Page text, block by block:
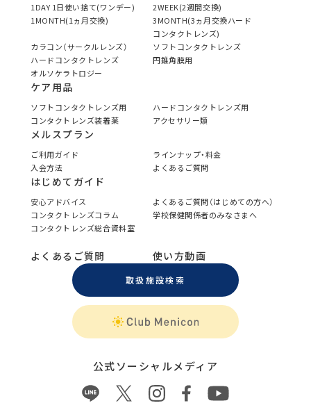
1DAY 1日使い捨て(ワンデー)
2WEEK(2週間交換)
1MONTH(1ヵ月交換)
3MONTH(3ヵ月交換ハード
コンタクトレンズ)
カラコン（サークルレンズ）
ソフトコンタクトレンズ
ハードコンタクトレンズ
円錐角膜用
オルソケラトロジー
ケア用品
ソフトコンタクトレンズ用
ハードコンタクトレンズ用
コンタクトレンズ装着薬
アクセサリー類
メルスプラン
ご利用ガイド
ラインナップ・料金
入会方法
よくあるご質問
はじめてガイド
安心アドバイス
よくあるご質問（はじめての方へ）
コンタクトレンズコラム
学校保健関係者のみなさまへ
コンタクトレンズ総合資料室
よくあるご質問 使い方動画
取扱施設検索
公式ソーシャルメディア